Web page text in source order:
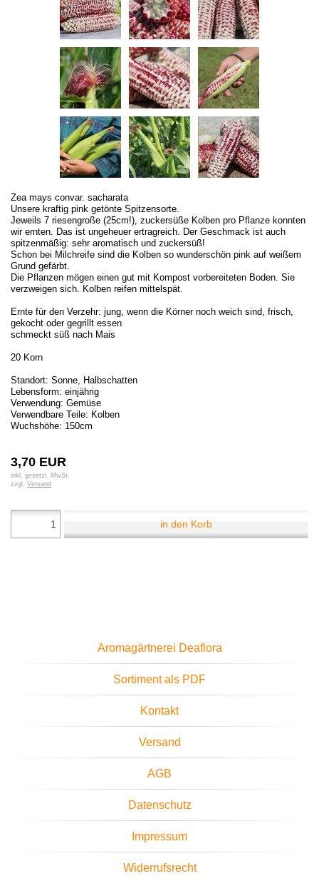
Zea mays convar. sacharata
Unsere kraftig pink getönte Spitzensorte.
Jeweils 7 riesengroße (25cm!), zuckersüße Kolben pro Pflanze konnten
wir ernten. Das ist ungeheuer ertragreich. Der Geschmack ist auch
spitzenmäßig: sehr aromatisch und zuckersüß!
Schon bei Milchreife sind die Kolben so wunderschön pink auf weißem
Grund gefärbt.
Die Pflanzen mögen einen gut mit Kompost vorbereiteten Boden. Sie
verzweigen sich. Kolben reifen mittelspät.
Ernte für den Verzehr: jung, wenn die Körner noch weich sind, frisch,
gekocht oder gegrillt essen
schmeckt süß nach Mais
20 Korn
Standort: Sonne, Halbschatten
Lebensform: einjährig
Verwendung: Gemüse
Verwendbare Teile: Kolben
Wuchshöhe: 150cm
3,70 EUR
inkl. gesetzl. MwSt.
zzgl. Versand
in den Korb
Aromagärtnerei Deaflora
Sortiment als PDF
Kontakt
Versand
AGB
Datenschutz
Impressum
Widerrufsrecht